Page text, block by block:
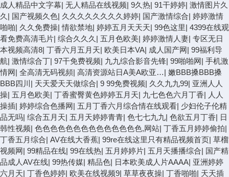
成人精品中文字幕| 无人精品在线视频| 9久热| 91干婷婷| 激情图片久
久 | 国产视频久色| 久久久久久久久久婷婷| 国产激情综合| 婷婷激情
啪啪| 久久免费操|情欲禁地| 婷婷五月天天天| 99色这里| 4399在线观
看免费高清毛片| 综合久久久 | 五月色欧美| 婷婷激情人妻| 专区无日
本视频高清8| 丁香六月五月天| 欧美日本VA| 成人国产网| 99福利导
航| 激情综合丁| 97干免费视频| 九九综合影音先锋| 99啪啪网| 手机激
情网| 全高清无码视頻| 高清资源站日A美A欧亚…| 嫩BBB搡BBB搡
BBB四川 | 天天爱天天做综合| 9 99免费视频| 久久九九99| 亚洲人人
操| 五月色欧美| 丁香蜜臀黄色婷婷五月天| 九七色色六月丁香| 人人
操插| 婷婷综合色播网| 五月丁香六月综合情在线观看| 少妇伦子伦精
品无吗| 综合五月天| 五月天婷婷青青| 色七七九九| 色欲五月丁香| 日
韩性视频| 色色色色色色色色色色色色色色,网站| 丁香五月婷婷偷拍|
丁香五月综合| AV在线大香蕉| 99re在线这里只有精品视频首页| 草榴
视频网| 99精品在线| 99在线热| 五月婷婷片| 五月天播播综合| 国产精
品成人AV在线| 99热传媒| 精品色| 日本欧美成人片AAAA| 亚洲婷婷
六月天| 丁香色婷婷| 欧美在线视频9| 草草夜夜操| 丁香啪啪| 天天插